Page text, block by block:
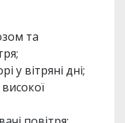
та
у вітряні дні;